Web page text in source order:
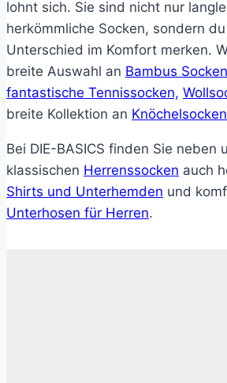
lohnt sich. Sie sind nicht nur
herkömmliche Socken, sondern
Unterschied im Komfort merken.
breite Auswahl an Bambus
fantastische Tennissocken,
breite Kollektion an Knöchelsocken
Bei DIE-BASICS finden Sie neben
klassischen Herrenssocken auch
Shirts und Unterhemden und
Unterhosen für Herren.